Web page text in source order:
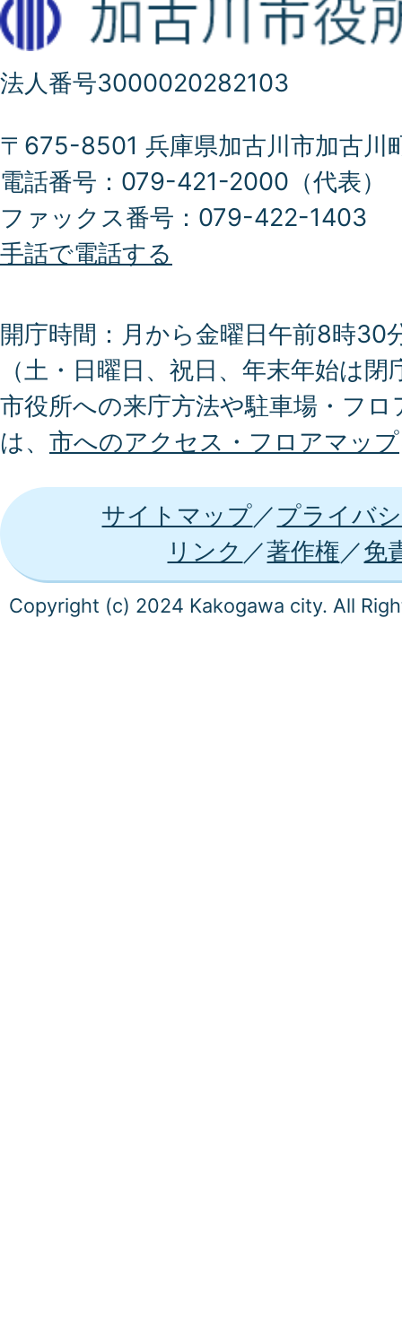
法人番号3000020282103
〒675-8501 兵庫県加古川市加古川
電話番号：079-421-2000（代表）
ファックス番号：079-422-1403
手話で電話する
開庁時間：月から金曜日午前8時30
（土・日曜日、祝日、年末年始は閉
市役所への来庁方法や駐車場・フ
は、 市へのアクセス・フロアマップ
サイトマップ
プライバ
リンク
著作権 免
Copyright (c) 2024 Kakogawa city. All